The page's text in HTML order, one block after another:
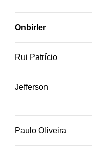
Onbirler
Rui Patrício
Jefferson
Paulo Oliveira